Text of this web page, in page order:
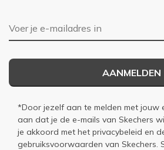
E-mailadres
AANMELDEN
*Door jezelf aan te melden met jouw
aan dat je de e-mails van Skechers
je akkoord met het privacybeleid en
gebruiksvoorwaarden van Skechers.